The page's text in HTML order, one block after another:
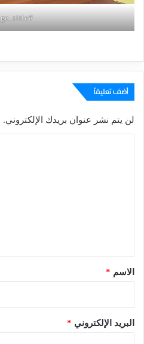
#image_title
أضف تعليقاً
لن يتم نشر عنوان بريدك الإلكتروني.
*الاسم *
البريد الإلكتروني *